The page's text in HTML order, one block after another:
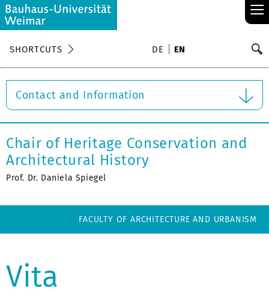
≡
SHORTCUTS DE EN
Contact and Information
Chair of Heritage Conservation and
Architectural History
Prof. Dr. Daniela Spiegel
FACULTY OF ARCHITECTURE AND URBANISM
Vita